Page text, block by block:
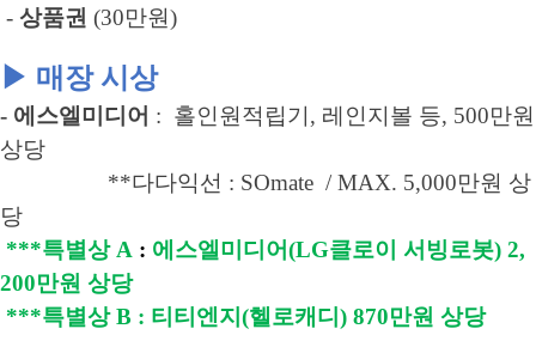
- 상품권 (30만원)
▶ 매장 시상
- 에스엘미디어 : 홀인원적립기, 레인지볼 등, 500만원
상당
**다다익선 : SOmate / MAX. 5,000만원 상
당
***특별상A : 에스엘미디어(LG클로이 서빙로봇) 2,
200만원 상당
***특별상B : 티티엔지 (헬로캐디 ) 870만원 상당